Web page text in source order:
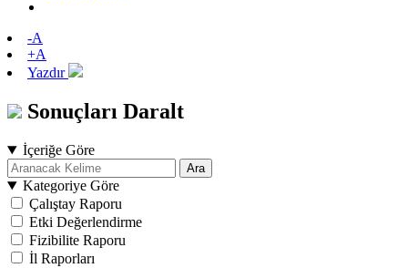
-A
+A
Yazdır
Sonuçları Daralt
İçeriğe Göre
Ara
Kategoriye Göre
Çalıştay Raporu
Etki Değerlendirme
Fizibilite Raporu
İl Raporları